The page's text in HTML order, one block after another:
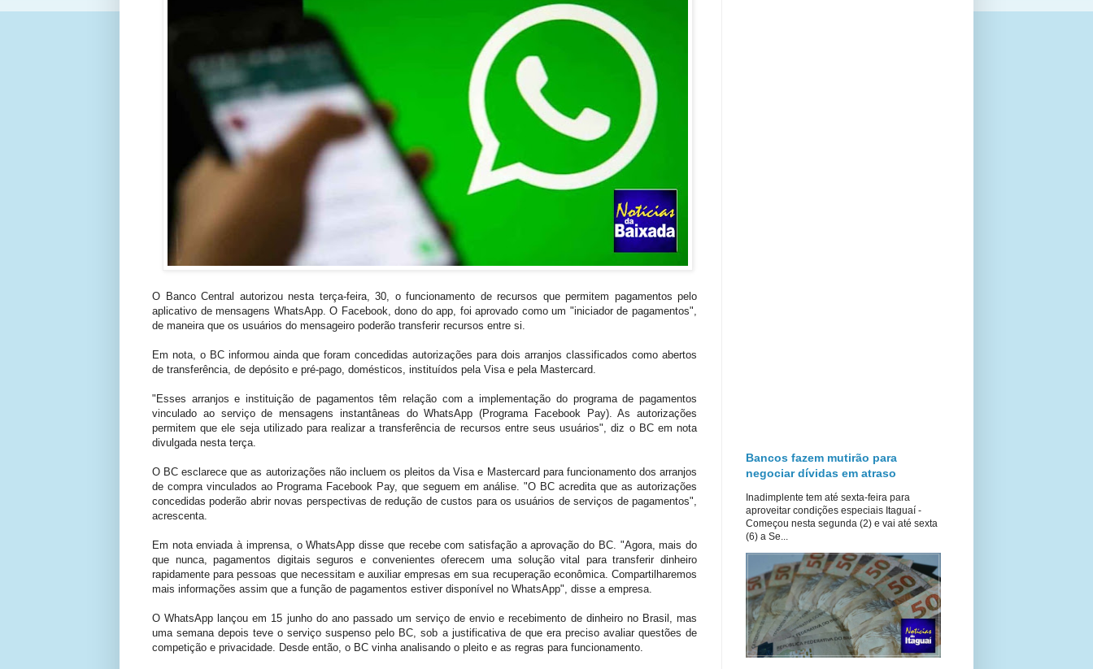
O Banco Central autorizou nesta terça-feira, 30, o funcionamento de recursos que permitem pagamentos pelo
aplicativo de mensagens WhatsApp. O Facebook, dono do app, foi aprovado como um "iniciador de pagamentos",
de maneira que os usuários do mensageiro poderão transferir recursos entre si.
Em nota, o BC informou ainda que foram concedidas autorizações para dois arranjos classificados como abertos
de transferência, de depósito e pré-pago, domésticos, instituídos pela Visa e pela Mastercard.
"Esses arranjos e instituição de pagamentos têm relação com a implementação do programa de pagamentos
vinculado ao serviço de mensagens instantâneas do WhatsApp (Programa Facebook Pay). As autorizações
permitem que ele seja utilizado para realizar a transferência de recursos entre seus usuários", diz o BC em nota
divulgada nesta terça.
O BC esclarece que as autorizações não incluem os pleitos da Visa e Mastercard para funcionamento dos arranjos
de compra vinculados ao Programa Facebook Pay, que seguem em análise. "O BC acredita que as autorizações
concedidas poderão abrir novas perspectivas de redução de custos para os usuários de serviços de pagamentos",
acrescenta.
Em nota enviada à imprensa, o WhatsApp disse que recebe com satisfação a aprovação do BC. "Agora, mais do
que nunca, pagamentos digitais seguros e convenientes oferecem uma solução vital para transferir dinheiro
rapidamente para pessoas que necessitam e auxiliar empresas em sua recuperação econômica. Compartilharemos
mais informações assim que a função de pagamentos estiver disponível no WhatsApp", disse a empresa.
O WhatsApp lançou em 15 junho do ano passado um serviço de envio e recebimento de dinheiro no Brasil, mas
uma semana depois teve o serviço suspenso pelo BC, sob a justificativa de que era preciso avaliar questões de
competição e privacidade. Desde então, o BC vinha analisando o pleito e as regras para funcionamento.
Bancos fazem mutirão para
negociar dívidas em atraso
Inadimplente tem até sexta-feira para
aproveitar condições especiais Itaguaí -
Começou nesta segunda (2) e vai até sexta
(6) a Se...